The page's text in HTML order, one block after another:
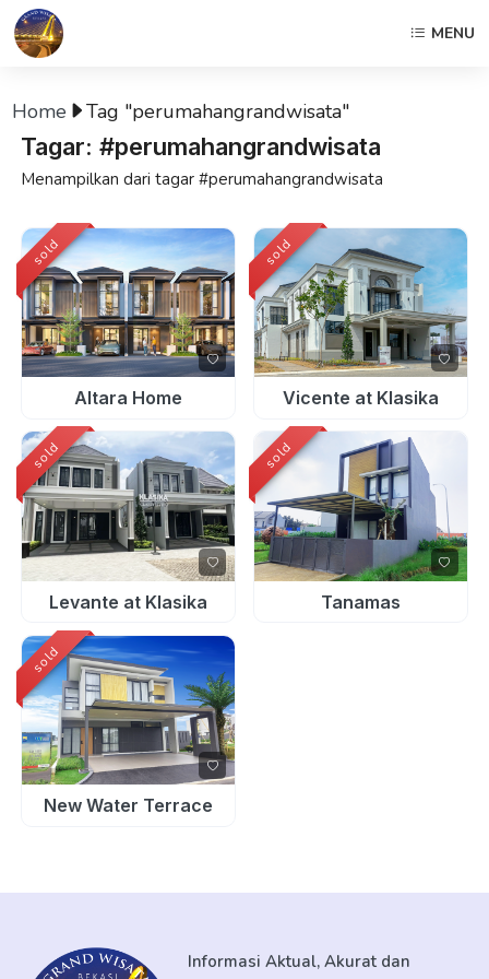
MENU
Home Tag "perumahangrandwisata"
Tagar: #perumahangrandwisata
Menampilkan dari tagar #perumahangrandwisata
sold
Altara Home
sold
Vicente at Klasika
sold
Levante at Klasika
sold
Tanamas
sold
New Water Terrace
Informasi Aktual, Akurat dan